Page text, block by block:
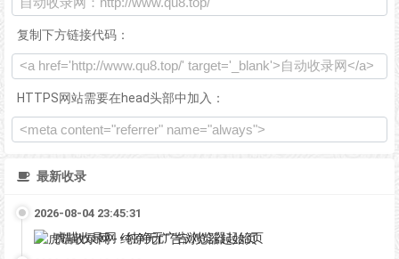
复制下方链接代码：
HTTPS网站需要在head头部中加入：
最新收录
2026-08-04 23:45:31
虎喵收录网 - 纯净无广告浏览器起始页